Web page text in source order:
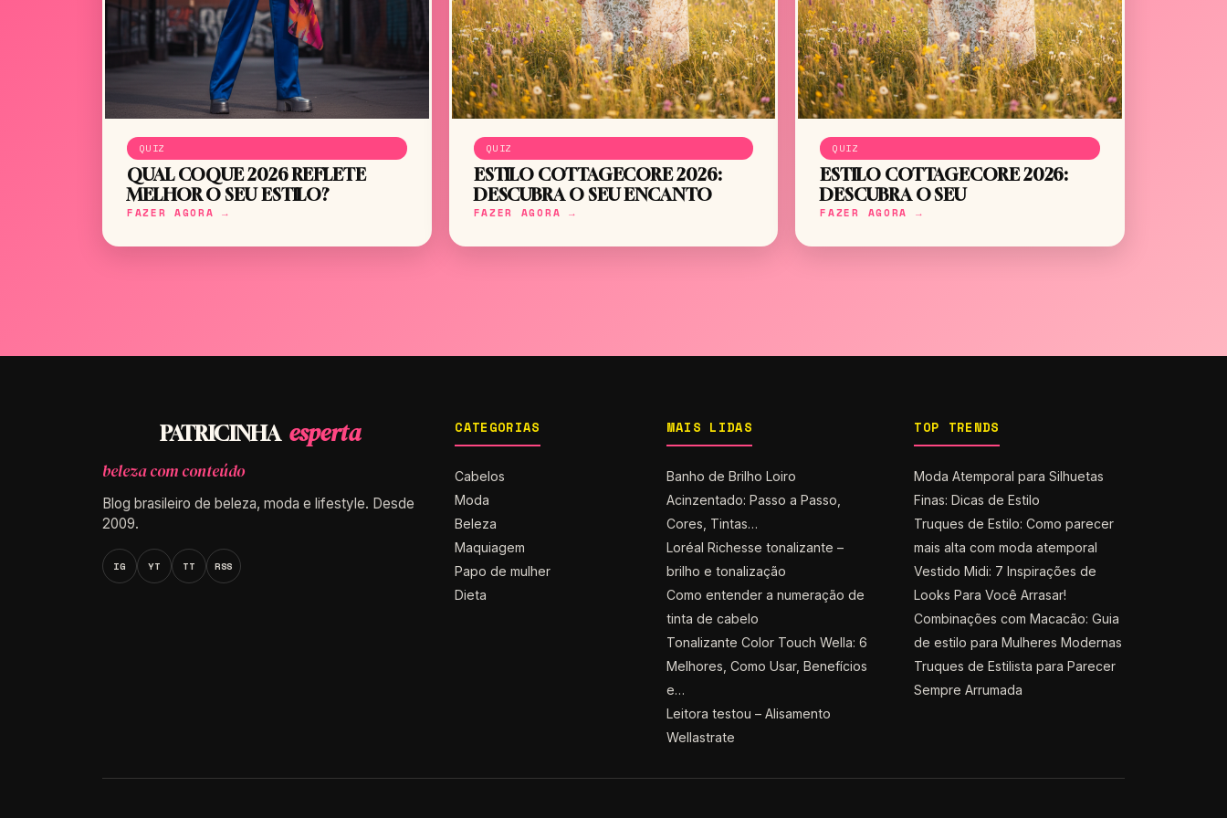
QUIZ
QUAL COQUE 2026 REFLETE
MELHOR O SEU ESTILO?
FAZER AGORA →
QUIZ
ESTILO COTTAGECORE 2026:
DESCUBRA O SEU ENCANTO
FAZER AGORA →
QUIZ
ESTILO COTTAGECORE 2026:
DESCUBRA O SEU
FAZER AGORA →
PATRICINHA esperta
beleza com conteúdo
Blog brasileiro de beleza, moda e lifestyle. Desde
2009.
IG YT TT RSS
CATEGORIAS
Cabelos
Moda
Beleza
Maquiagem
Papo de mulher
Dieta
MAIS LIDAS
Banho de Brilho Loiro
Acinzentado: Passo a Passo,
Cores, Tintas…
Loréal Richesse tonalizante –
brilho e tonalização
Como entender a numeração de
tinta de cabelo
Tonalizante Color Touch Wella: 6
Melhores, Como Usar, Benefícios
e…
Leitora testou – Alisamento
Wellastrate
TOP TRENDS
Moda Atemporal para Silhuetas
Finas: Dicas de Estilo
Truques de Estilo: Como parecer
mais alta com moda atemporal
Vestido Midi: 7 Inspirações de
Looks Para Você Arrasar!
Combinações com Macacão: Guia
de estilo para Mulheres Modernas
Truques de Estilista para Parecer
Sempre Arrumada